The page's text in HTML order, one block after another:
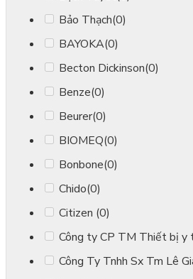
Bảo Thạch(0)
BAYOKA(0)
Becton Dickinson(0)
Benze(0)
Beurer(0)
BIOMEQ(0)
Bonbone(0)
Chido(0)
Citizen (0)
Công ty CP TM Thiết bị y
Công Ty Tnhh Sx Tm Lê